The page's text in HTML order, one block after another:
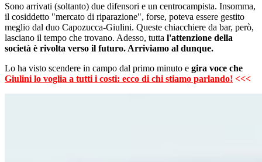
Sono arrivati (soltanto) due difensori e un centrocampista. Insomma,
il cosiddetto "mercato di riparazione", forse, poteva essere gestito
meglio dal duo Capozucca-Giulini. Queste chiacchiere da bar, però,
lasciano il tempo che trovano. Adesso, tutta l'attenzione della
società è rivolta verso il futuro. Arriviamo al dunque.
Lo ha visto scendere in campo dal primo minuto e gira voce che
Giulini lo voglia a tutti i costi: ecco di chi stiamo parlando! <<<